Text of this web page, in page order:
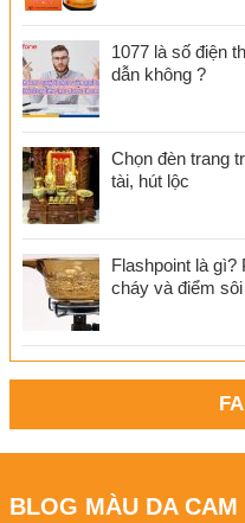
1077 là số điện
dẫn không ?
Chọn đèn trang
tài, hút lộc
Flashpoint là gì?
cháy và điểm sôi
BLOG MÀU DA CAM